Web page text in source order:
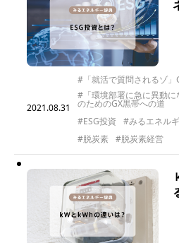
2021.08.31
#「就活で質問されるゾ」
#「環境部署に急に異動に
のためのGX黒帯への道
#ESG投資
#みるエネル
#脱炭素
#脱炭素経営